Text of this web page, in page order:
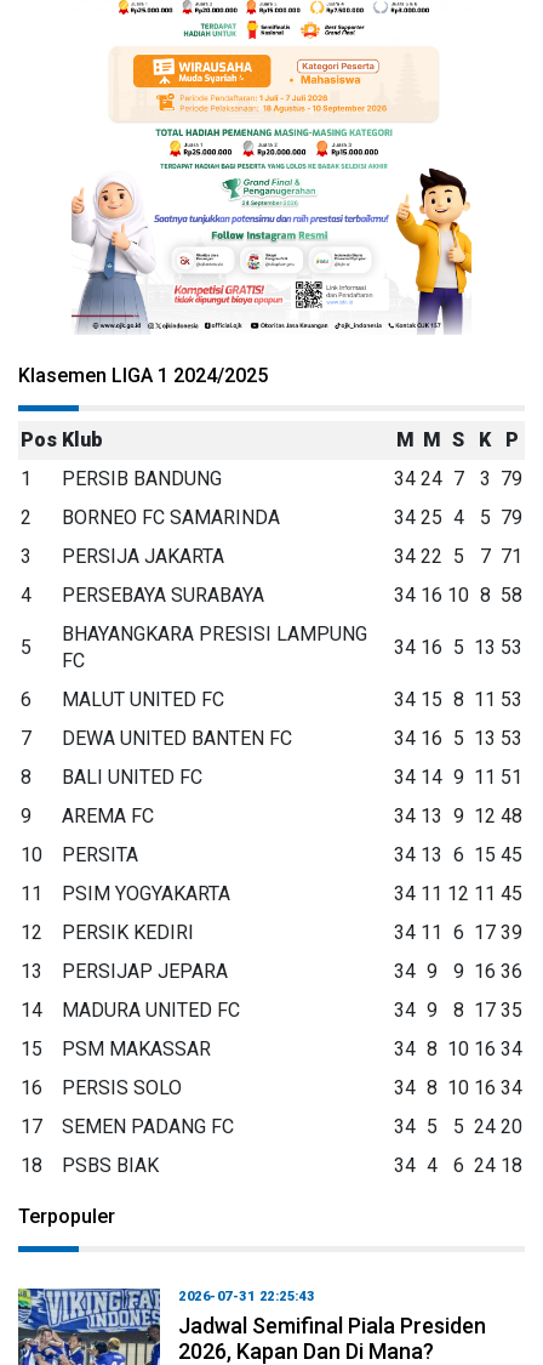
Klasemen LIGA 1 2024/2025
Pos Klub M M S K
P
1
PERSIB BANDUNG 34 24 7 3 79
2
BORNEO FC SAMARINDA 34 25 4 5 79
3
PERSIJA JAKARTA 34 22 5 7 71
4
PERSEBAYA SURABAYA 34 16 10 8 58
5
BHAYANGKARA PRESISI LAMPUNG
FC
34 16 5 13 53
6 MALUT UNITED FC 34 15 8 11 53
7
DEWA UNITED BANTEN FC 34 16 5 13 53
8
BALI UNITED FC 34 14 9 11 51
9
AREMA FC 34 13 9 12 48
10
PERSITA 34 13 6 15 45
11
PSIM YOGYAKARTA 34 11 12 11 45
12
PERSIK KEDIRI 34 11 6 17 39
13
PERSIJAP JEPARA 34 9 9 16 36
14
MADURA UNITED FC 34 9 8 17 35
15
PSM MAKASSAR 34 8 10 16 34
16
PERSIS SOLO 34 8 10 16 34
17
SEMEN PADANG FC 34 5 5 24 20
18
PSBS BIAK 34 4 6 24 18
Terpopuler
2026-07-31 22:25:43
Jadwal Semifinal Piala Presiden
2026, Kapan Dan Di Mana?